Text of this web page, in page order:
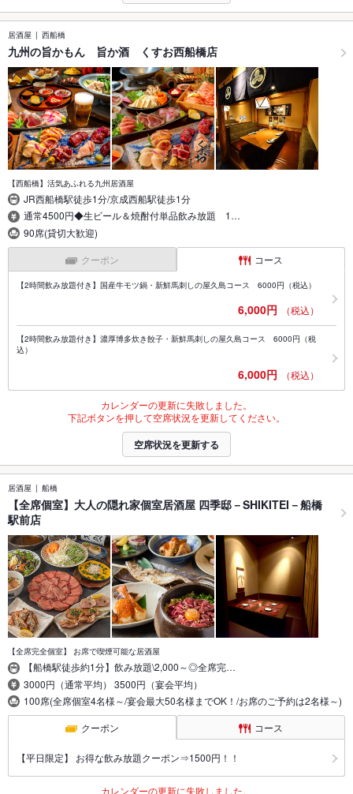
居酒屋 西船橋
九州の旨かもん 旨か酒 くすお西船橋店
【西船橋】活気あふれる九州居酒屋
JR西船橋駅徒歩1分/京成西船駅徒歩1分
通常4500円◆生ビール＆焼酎付単品飲み放題 1…
90席(貸切大歓迎)
クーポン コース
【2時間飲み放題付き】国産牛モツ鍋・新鮮馬刺しの屋久島コース 6000円（税込）
6,000円 （税込）
【2時間飲み放題付き】濃厚博多炊き餃子・新鮮馬刺しの屋久島コース 6000円（税
込）
6,000円 （税込）
カレンダーの更新に失敗しました。
下記ボタンを押して空席状況を更新してください。
空席状況を更新する
居酒屋 船橋
【全席個室】大人の隠れ家個室居酒屋 四季邸－SHIKITEI－船橋
駅前店
【全席完全個室】 お席で喫煙可能な居酒屋
【船橋駅徒歩約1分】飲み放題\2,000～◎全席完…
3000円（通常平均） 3500円（宴会平均）
100席(全席個室4名様～/宴会最大50名様までOK！/お席のご予約は2名様～)
クーポン コース
【平日限定】 お得な飲み放題クーポン⇒1500円！！
カレンダーの更新に失敗しました。